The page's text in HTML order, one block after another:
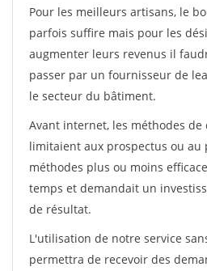
Pour les meilleurs artisans, le
parfois suffire mais pour les
augmenter leurs revenus il
passer par un fournisseur de
le secteur du bâtiment.
Avant internet, les méthodes de
limitaient aux prospectus ou au
méthodes plus ou moins
temps et demandait un
de résultat.
L'utilisation de notre service
permettra de recevoir des